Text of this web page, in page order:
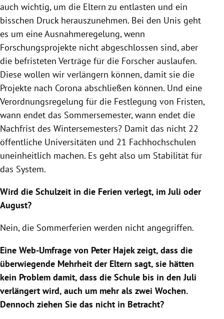
auch wichtig, um die Eltern zu entlasten und ein
bisschen Druck herauszunehmen. Bei den Unis geht
es um eine Ausnahmeregelung, wenn
Forschungsprojekte nicht abgeschlossen sind, aber
die befristeten Verträge für die Forscher auslaufen.
Diese wollen wir verlängern können, damit sie die
Projekte nach Corona abschließen können. Und eine
Verordnungsregelung für die Festlegung von Fristen,
wann endet das Sommersemester, wann endet die
Nachfrist des Wintersemesters? Damit das nicht 22
öffentliche Universitäten und 21 Fachhochschulen
uneinheitlich machen. Es geht also um Stabilität für
das System.
Wird die Schulzeit in die Ferien verlegt, im Juli oder
August?
Nein, die Sommerferien werden nicht angegriffen.
Eine Web-Umfrage von Peter Hajekzeigt, dass die
überwiegende Mehrheit der Eltern sagt, sie hätten
kein Problem damit, dass die Schule bis in den Juli
verlängert wird, auch um mehr als zwei Wochen.
Dennoch ziehen Sie das nicht in Betracht?